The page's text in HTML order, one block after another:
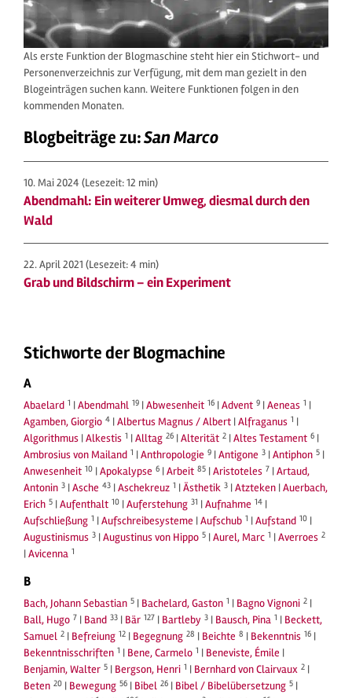
Als erste Funktion der Blogmaschine steht hier ein Stichwort- und
Personenverzeichnis zur Verfügung, mit dem man gezielt in den
Blogeinträgen suchen kann. Weitere Funktionen folgen in den
kommenden Monaten.
Blogbeiträge zu:San Marco
10. Mai 2024 (Lesezeit: 12 min)
Abendmahl: Ein weiterer Umweg, diesmal durch den
Wald
22. April 2021 (Lesezeit: 4 min)
Grab und Bildschirm – ein Experiment
Stichworte der Blogmachine
A
Abaelard 1 |Abendmahl 19 |Abwesenheit 16 |Advent 9 |Aeneas 1 |
Agamben, Giorgio 4 |Albertus Magnus / Albert |Alfraganus 1 |
Algorithmus |Alkestis 1 |Alltag 26 |Alterität 2 |Altes Testament 6 |
Ambrosius von Mailand 1 |Anthropologie 9 |Antigone 3 |Antiphon 5 |
Anwesenheit 10 |Apokalypse 6 |Arbeit 85 |Aristoteles 7 |Artaud,
Antonin 3 |Asche 43 |Aschekreuz 1 |Ästhetik 3 |Atzteken |Auerbach,
Erich 5 |Aufenthalt 10 |Auferstehung 31 |Aufnahme 14 |
Aufschließung 1 |Aufschreibesysteme |Aufschub 1 |Aufstand 10 |
Augustinismus 3 |Augustinus von Hippo 5 |Aurel, Marc 1 |Averroes 2
|Avicenna 1
B
Bach, Johann Sebastian 5 | Bachelard, Gaston 1 | Bagno Vignoni 2 |
Ball, Hugo 7 | Band 33 | Bär 127 | Bartleby 3 | Bausch, Pina 1 | Beckett,
Samuel 2 | Befreiung 12 | Begegnung 28 | Beichte 8 | Bekenntnis 16 |
Bekenntnisschriften 1 | Bene, Carmelo 1 | Beneviste, Émile |
Benjamin, Walter 5 | Bergson, Henri 1 | Bernhard von Clairvaux 2 |
Beten 20 | Bewegung 56 | Bibel 26 | Bibel / Bibelübersetzung 5 |